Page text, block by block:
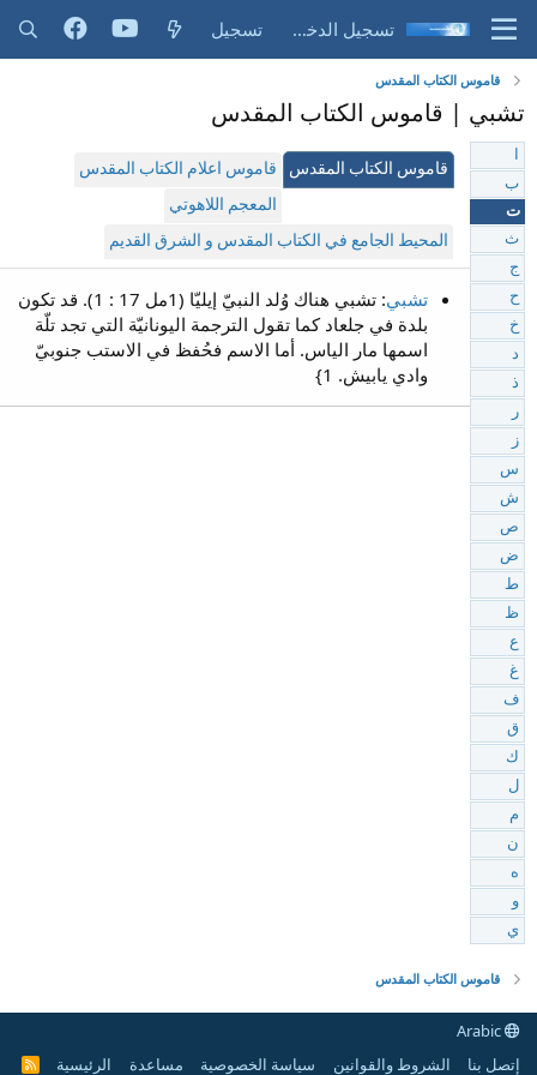
تسجيل الدخول تسجيل
قاموس الكتاب المقدس
تشبي | قاموس الكتاب المقدس
قاموس الكتاب المقدس
قاموس اعلام الكتاب المقدس
المعجم اللاهوتي
المحيط الجامع في الكتاب المقدس و الشرق القديم
تشبي
: تشبي هناك وُلد النبيّ إيليّا (1مل 17 : 1). قد تكون
بلدة في جلعاد كما تقول الترجمة اليونانيّة التي تجد تلّة
اسمها مار الياس. أما الاسم فحُفظ في الاستب جنوبيّ
وادي يابيش. 1}
ب
ت
ث
ج
ح
خ
د
ذ
ر
ز
س
ش
ص
ض
ط
ظ
ع
غ
ف
ق
ك
ل
م
ن
ه
و
ي
قاموس الكتاب المقدس
إتصل بنا
الشروط والقوانين سياسة الخصوصية مساعدة الرئيسية
R